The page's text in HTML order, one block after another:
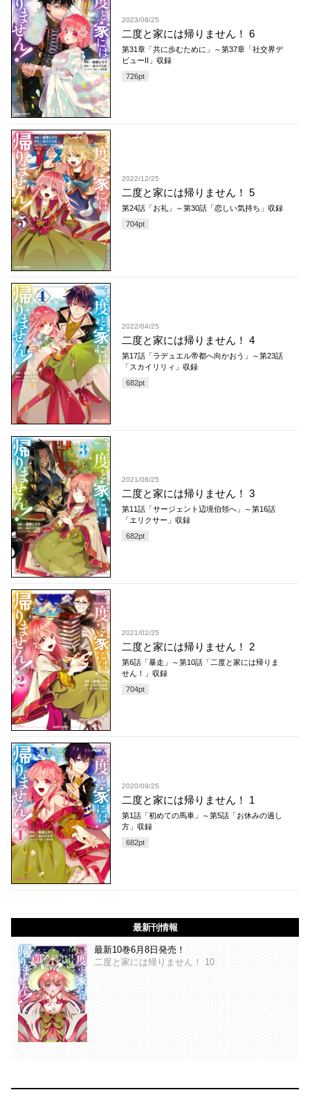
2023/08/25
二度と家には帰りません！ 6
第31章「共に歩むために」～第37章「社交界デ
ビューII」収録
726pt
2022/12/25
二度と家には帰りません！ 5
第24話「お礼」～第30話「恋しい気持ち」収録
704pt
2022/04/25
二度と家には帰りません！ 4
第17話「ラデュエル帝都へ向かおう」～第23話
「スカイリリィ」収録
682pt
2021/08/25
二度と家には帰りません！ 3
第11話「サージェント辺境伯領へ」～第16話
「エリクサー」収録
682pt
2021/02/25
二度と家には帰りません！ 2
第6話「暴走」～第10話「二度と家には帰りま
せん！」収録
704pt
2020/09/25
二度と家には帰りません！ 1
第1話「初めての馬車」～第5話「お休みの過し
方」収録
682pt
最新刊情報
最新10巻6月8日発売！
二度と家には帰りません！ 10